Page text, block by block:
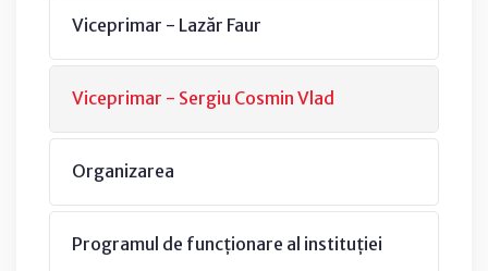
Viceprimar - Lazăr Faur
Viceprimar - Sergiu Cosmin Vlad
Organizarea
Programul de funcționare al instituției